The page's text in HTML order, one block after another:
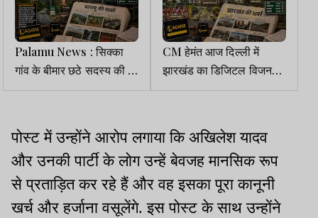
Palamu News : सिक्का
गांव के बीमार छठे सदस्य की भी
मौत, जांच में एपिडेमिक ड्रॉप्सी
CM हेमंत आज दिल्ली में
झारखंड का डिजिटल विजन
करेंगे पेश, कई बड़े निवेश
पोस्ट में उन्होंने आरोप लगाया कि अखिलेश यादव
और उनकी पार्टी के लोग उन्हें बेवजह मानसिक रूप
से प्रताड़ित कर रहे हैं और वह इसका पूरा कानूनी
खर्च और हर्जाना वसूलेंगे. इस पोस्ट के साथ उन्होंने